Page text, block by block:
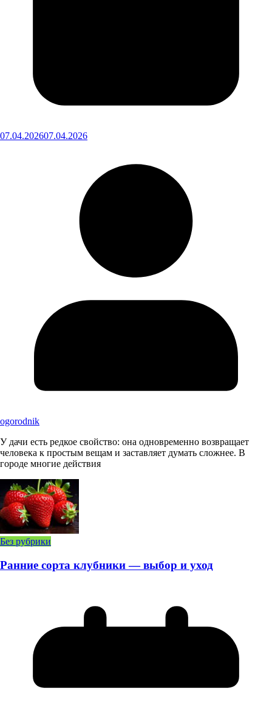
07.04.202607.04.2026
ogorodnik
У дачи есть редкое свойство: она одновременно возвращает
человека к простым вещам и заставляет думать сложнее. В
городе многие действия
Без рубрики
Ранние сорта клубники — выбор и уход